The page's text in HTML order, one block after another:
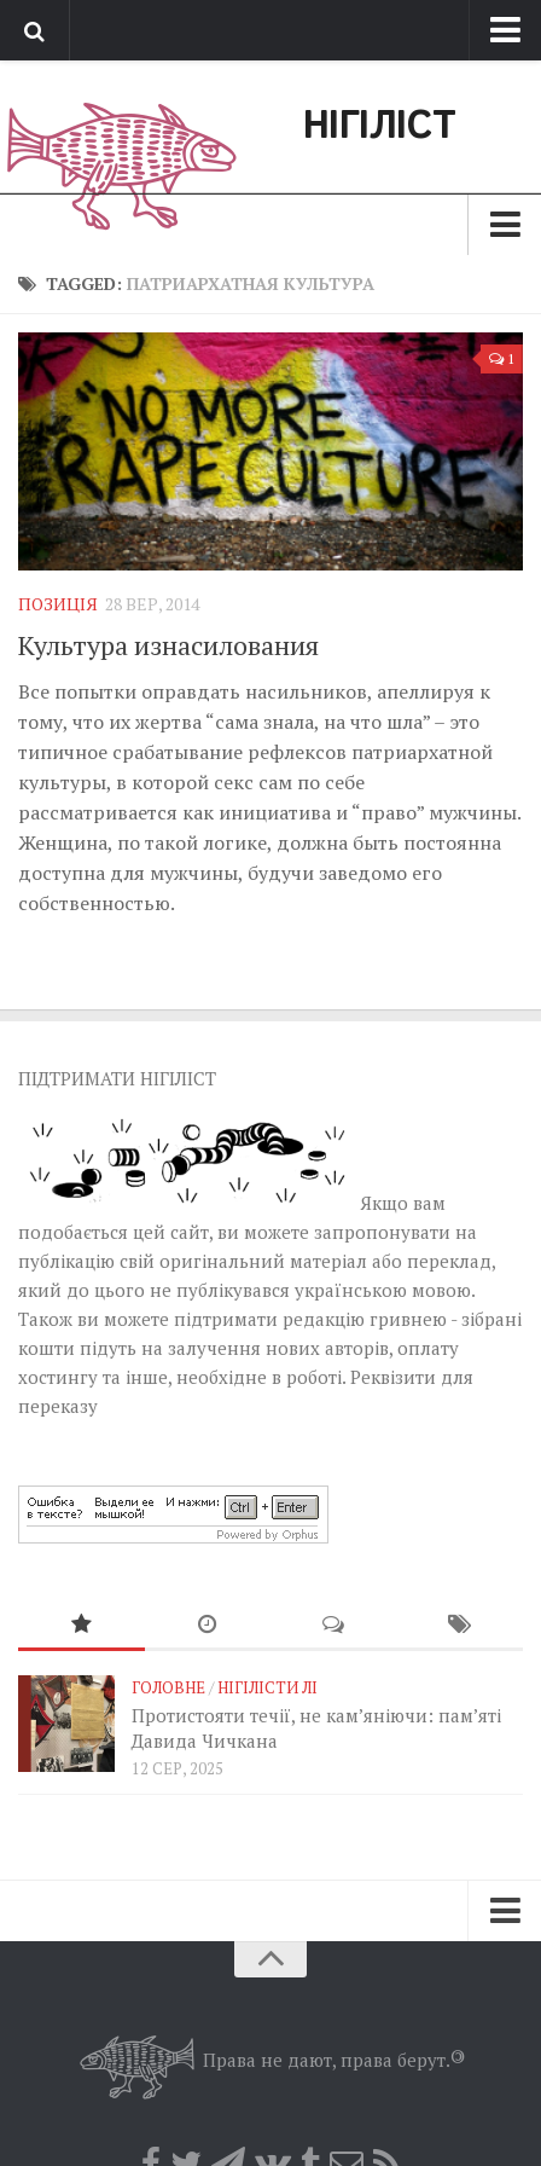
Обратная связь
Поддержать сайт
НІГІЛІСТ
Зараз
Позиція
Дії
Belles lettres
Агітатор
Музика революції
Цитати
Inter/antinational
TAGGED: ПАТРИАРХАТНАЯ КУЛЬТУРА
1
ПОЗИЦІЯ 28 ВЕР, 2014
Культура изнасилования
Все попытки оправдать насильников, апеллируя к
тому, что их жертва “сама знала, на что шла” – это
типичное срабатывание рефлексов патриархатной
культуры, в которой секс сам по себе
рассматривается как инициатива и “право” мужчины.
Женщина, по такой логике, должна быть постоянна
доступна для мужчины, будучи заведомо его
собственностью.
ПІДТРИМАТИ НІГІЛІСТ
Якщо вам
подобається цей сайт, ви можете запропонувати на
публікацію свій оригінальний матеріал або переклад,
який до цього не публікувався українською мовою.
Також ви можете підтримати редакцію гривнею - зібрані
кошти підуть на залучення нових авторів, оплату
хостингу та інше, необхідне в роботі. Реквізити для
переказу
ГОЛОВНЕ/НІГІЛІСТИ ЛІ
Протистояти течії, не кам’яніючи: пам’яті
Давида Чичкана
12 СЕР, 2025
Позиція
Права не дают, права берут.©